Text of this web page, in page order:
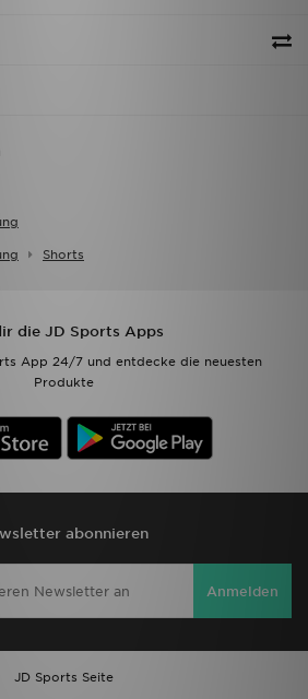
Shorts
die JD Sports Apps
App 24/7 und entdecke die neuesten
Produkte
abonnieren
Anmelden
JD Sports Seite